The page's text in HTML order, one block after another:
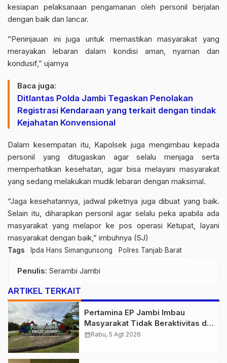
kesiapan pelaksanaan pengamanan oleh personil berjalan
dengan baik dan lancar.
“Peninjauan ini juga untuk memastikan masyarakat yang
merayakan lebaran dalam kondisi aman, nyaman dan
kondusif,” ujarnya
Baca juga:
Ditlantas Polda Jambi Tegaskan Penolakan
Registrasi Kendaraan yang terkait dengan tindak
Kejahatan Konvensional
Dalam kesempatan itu, Kapolsek juga mengimbau kepada
personil yang ditugaskan agar selalu menjaga serta
memperhatikan kesehatan, agar bisa melayani masyarakat
yang sedang melakukan mudik lebaran dengan maksimal.
“Jaga kesehatannya, jadwal piketnya juga dibuat yang baik.
Selain itu, diharapkan personil agar selalu peka apabila ada
masyarakat yang melapor ke pos operasi Ketupat, layani
masyarakat dengan baik,” imbuhnya (SJ)
Tags Ipda Hans Simangunsong Polres Tanjab Barat
Penulis: Serambi Jambi
ARTIKEL TERKAIT
Pertamina EP Jambi Imbau
Masyarakat Tidak Beraktivitas di
Atas Jalur Pipa Migas Demi
calendar_monthRabu, 5 Agt 2026